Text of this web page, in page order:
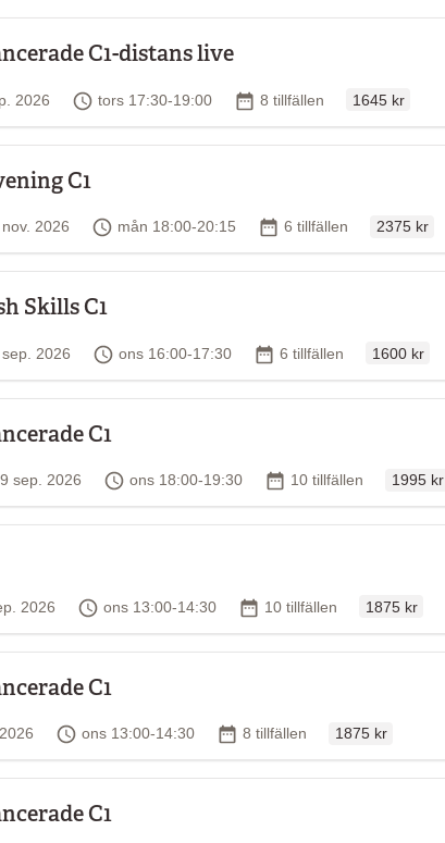
C1-distans live
2026 Tid
tors 17:30-19:00 Antal tillfällen
8 tillfällen 1645 kr
C1
2026 Tid
mån 18:00-20:15 Antal tillfällen
6 tillfällen 2375 kr
Skills C1
2026 Tid
ons 16:00-17:30 Antal tillfällen
6 tillfällen 1600 kr
C1
sep. 2026 Tid
ons 18:00-19:30 Antal tillfällen
10 tillfällen 1995 kr
2026 Tid
ons 13:00-14:30 Antal tillfällen
10 tillfällen 1875 kr
C1
Tid
ons 13:00-14:30 Antal tillfällen
8 tillfällen 1875 kr
C1